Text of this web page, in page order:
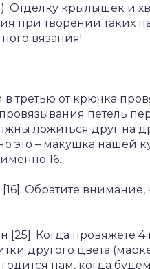
Отделку крылышек и
при творении таких
вязания!
третью от крючка
петель
ложиться друг на
это – макушка нашей
16.
Обратите
[25]. Когда провяжете
другого цвета
нам, когда